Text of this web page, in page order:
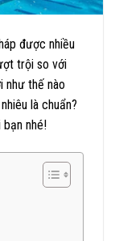
được nhiều
trội so với
như thế nào
là chuẩn?
nhé!